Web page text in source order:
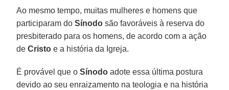
Ao mesmo tempo, muitas mulheres e homens que
participaram doSínodo são favoráveis à reserva do
presbiterado para os homens, de acordo com a ação
deCristo e a história da Igreja.
É provável que oSínodo adote essa última postura
devido ao seu enraizamento na teologia e na história